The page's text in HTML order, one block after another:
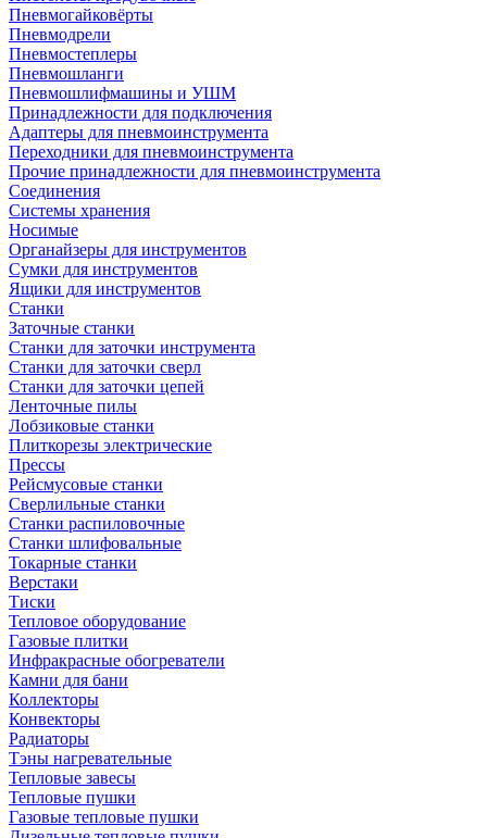
Пневмогайковёрты
Пневмодрели
Пневмостеплеры
Пневмошланги
Пневмошлифмашины и УШМ
Принадлежности для подключения
Адаптеры для пневмоинструмента
Переходники для пневмоинструмента
Прочие принадлежности для пневмоинструмента
Соединения
Системы хранения
Носимые
Органайзеры для инструментов
Сумки для инструментов
Ящики для инструментов
Станки
Заточные станки
Станки для заточки инструмента
Станки для заточки сверл
Станки для заточки цепей
Ленточные пилы
Лобзиковые станки
Плиткорезы электрические
Прессы
Рейсмусовые станки
Сверлильные станки
Станки распиловочные
Станки шлифовальные
Токарные станки
Верстаки
Тиски
Тепловое оборудование
Газовые плитки
Инфракрасные обогреватели
Камни для бани
Коллекторы
Конвекторы
Радиаторы
Тэны нагревательные
Тепловые завесы
Тепловые пушки
Газовые тепловые пушки